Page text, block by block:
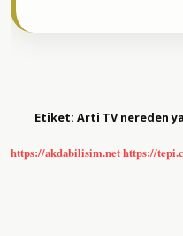
Etiket: Arti TV nereden
https://akdabilisim.nethttps://